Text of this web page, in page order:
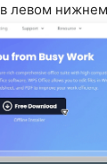
левом нижнем